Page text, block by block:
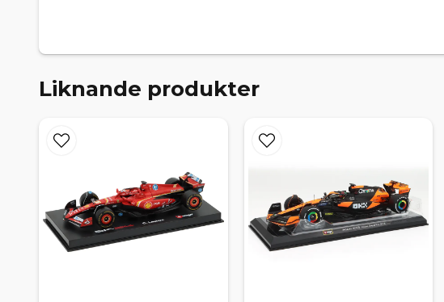
Liknande produkter